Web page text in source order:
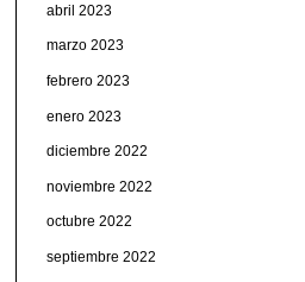
abril 2023
marzo 2023
febrero 2023
enero 2023
diciembre 2022
noviembre 2022
octubre 2022
septiembre 2022